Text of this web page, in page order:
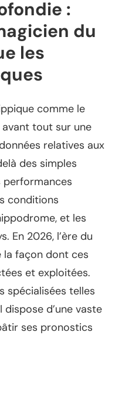
:
du
les
comme le
tout sur une
relatives aux
des simples
performances
conditions
et les
En 2026, l’ère du
la façon dont ces
et exploitées.
spécialisées telles
dispose d’une vaste
ses pronostics